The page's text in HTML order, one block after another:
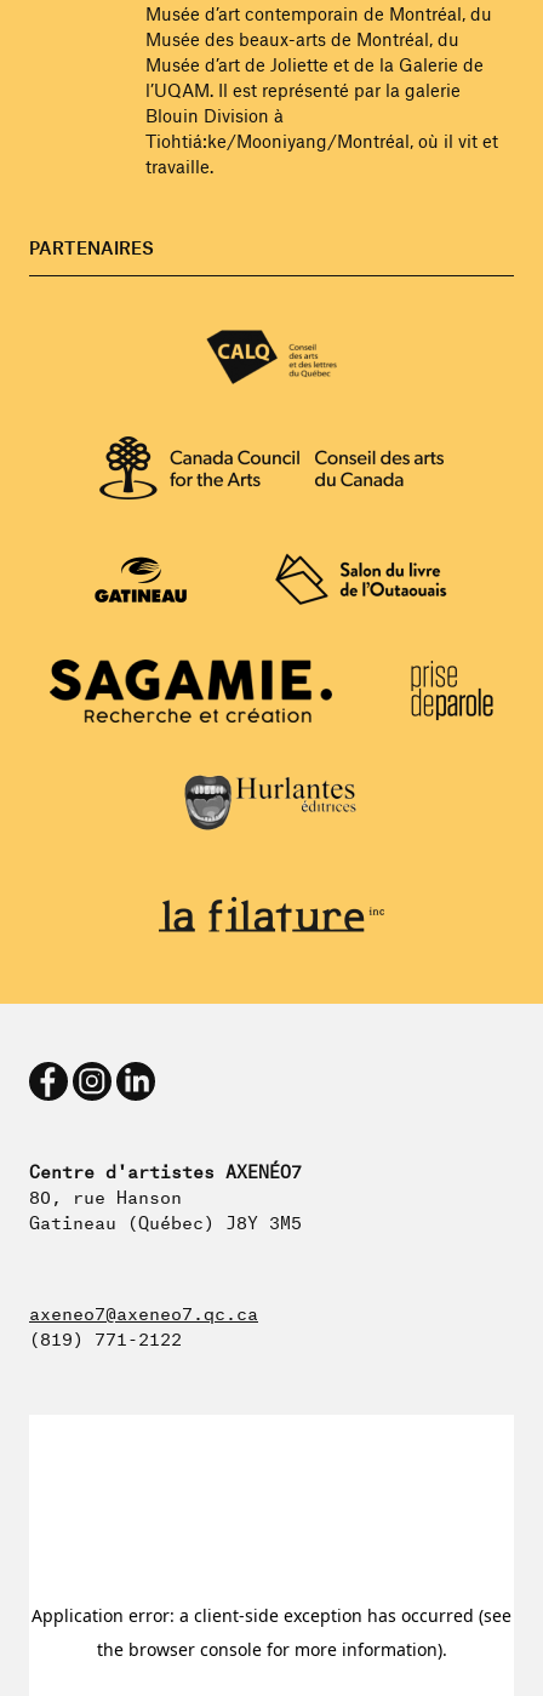
Musée d’art contemporain de Montréal, du
Musée des beaux-arts de Montréal, du
Musée d’art de Joliette et de la Galerie de
l’UQAM. Il est représenté par la galerie
Blouin Division à
Tiohtiá:ke/Mooniyang/Montréal, où il vit et
travaille.
PARTENAIRES
Centre d'artistes AXENÉO7
80, rue Hanson
Gatineau (Québec) J8Y 3M5
axeneo7@axeneo7.qc.ca
(819) 771-2122